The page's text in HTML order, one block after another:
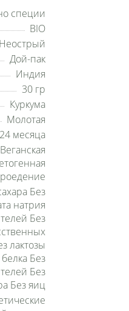
специи
BIO
Неострый
Дой-пак
Индия
30 гр
Куркума
Молотая
24 месяца
Без
натрия
Без
лактозы
Без
Без
Без яиц